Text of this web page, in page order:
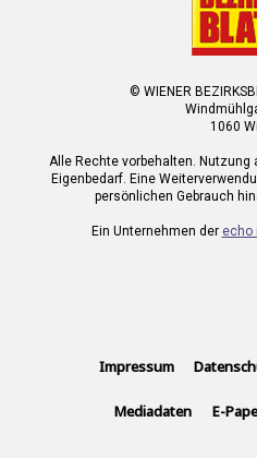
© WIENER
1060
Alle Rechte vorbehalten.
Eigenbedarf. Eine
persönlichen Gebrauch
Ein Unternehmen der echo
Impressum
Mediadaten E-